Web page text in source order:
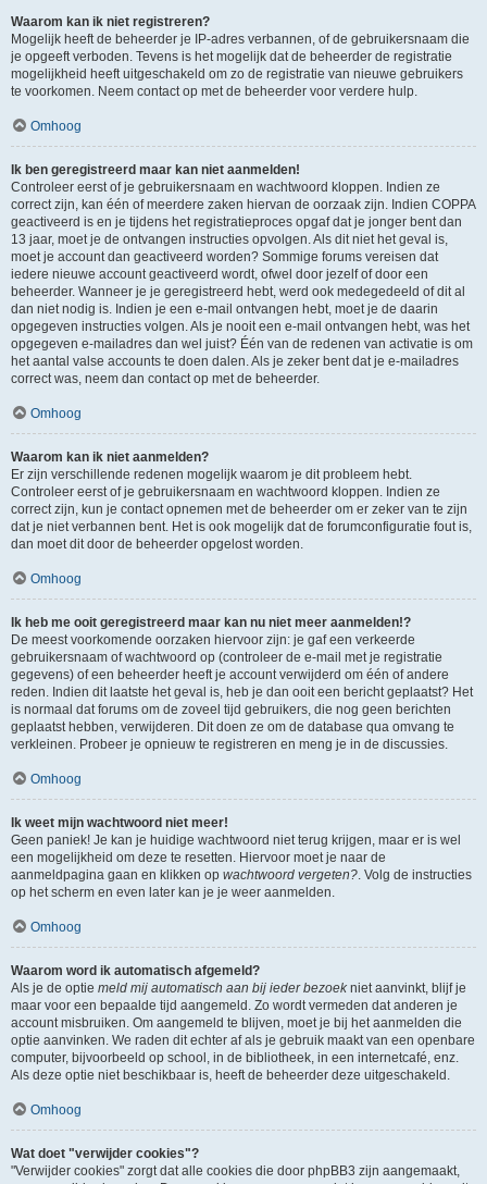
Waarom kan ik niet registreren?
Mogelijk heeft de beheerder je IP-adres verbannen, of de gebruikersnaam die
je opgeeft verboden. Tevens is het mogelijk dat de beheerder de registratie
mogelijkheid heeft uitgeschakeld om zo de registratie van nieuwe gebruikers
te voorkomen. Neem contact op met de beheerder voor verdere hulp.
Omhoog
Ik ben geregistreerd maar kan niet aanmelden!
Controleer eerst of je gebruikersnaam en wachtwoord kloppen. Indien ze
correct zijn, kan één of meerdere zaken hiervan de oorzaak zijn. Indien COPPA
geactiveerd is en je tijdens het registratieproces opgaf dat je jonger bent dan
13 jaar, moet je de ontvangen instructies opvolgen. Als dit niet het geval is,
moet je account dan geactiveerd worden? Sommige forums vereisen dat
iedere nieuwe account geactiveerd wordt, ofwel door jezelf of door een
beheerder. Wanneer je je geregistreerd hebt, werd ook medegedeeld of dit al
dan niet nodig is. Indien je een e-mail ontvangen hebt, moet je de daarin
opgegeven instructies volgen. Als je nooit een e-mail ontvangen hebt, was het
opgegeven e-mailadres dan wel juist? Één van de redenen van activatie is om
het aantal valse accounts te doen dalen. Als je zeker bent dat je e-mailadres
correct was, neem dan contact op met de beheerder.
Omhoog
Waarom kan ik niet aanmelden?
Er zijn verschillende redenen mogelijk waarom je dit probleem hebt.
Controleer eerst of je gebruikersnaam en wachtwoord kloppen. Indien ze
correct zijn, kun je contact opnemen met de beheerder om er zeker van te zijn
dat je niet verbannen bent. Het is ook mogelijk dat de forumconfiguratie fout is,
dan moet dit door de beheerder opgelost worden.
Omhoog
Ik heb me ooit geregistreerd maar kan nu niet meer aanmelden!?
De meest voorkomende oorzaken hiervoor zijn: je gaf een verkeerde
gebruikersnaam of wachtwoord op (controleer de e-mail met je registratie
gegevens) of een beheerder heeft je account verwijderd om één of andere
reden. Indien dit laatste het geval is, heb je dan ooit een bericht geplaatst? Het
is normaal dat forums om de zoveel tijd gebruikers, die nog geen berichten
geplaatst hebben, verwijderen. Dit doen ze om de database qua omvang te
verkleinen. Probeer je opnieuw te registreren en meng je in de discussies.
Omhoog
Ik weet mijn wachtwoord niet meer!
Geen paniek! Je kan je huidige wachtwoord niet terug krijgen, maar er is wel
een mogelijkheid om deze te resetten. Hiervoor moet je naar de
aanmeldpagina gaan en klikken op wachtwoord vergeten?. Volg de instructies
op het scherm en even later kan je je weer aanmelden.
Omhoog
Waarom word ik automatisch afgemeld?
Als je de optie meld mij automatisch aan bij ieder bezoekniet aanvinkt, blijf je
maar voor een bepaalde tijd aangemeld. Zo wordt vermeden dat anderen je
account misbruiken. Om aangemeld te blijven, moet je bij het aanmelden die
optie aanvinken. We raden dit echter af als je gebruik maakt van een openbare
computer, bijvoorbeeld op school, in de bibliotheek, in een internetcafé, enz.
Als deze optie niet beschikbaar is, heeft de beheerder deze uitgeschakeld.
Omhoog
Wat doet "verwijder cookies"?
"Verwijder cookies" zorgt dat alle cookies die door phpBB3 zijn aangemaakt,